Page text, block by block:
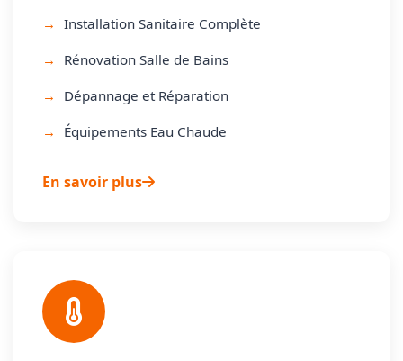
Installation Sanitaire Complète
Rénovation Salle de Bains
Dépannage et Réparation
Équipements Eau Chaude
En savoir plus